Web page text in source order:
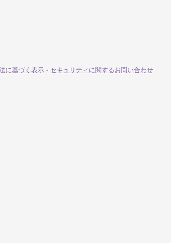
に基づく表示 - セキュリティに関するお問い合わせ